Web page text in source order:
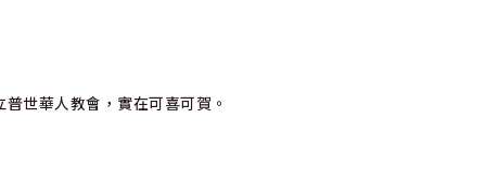
世華人教會，實在可喜可賀。